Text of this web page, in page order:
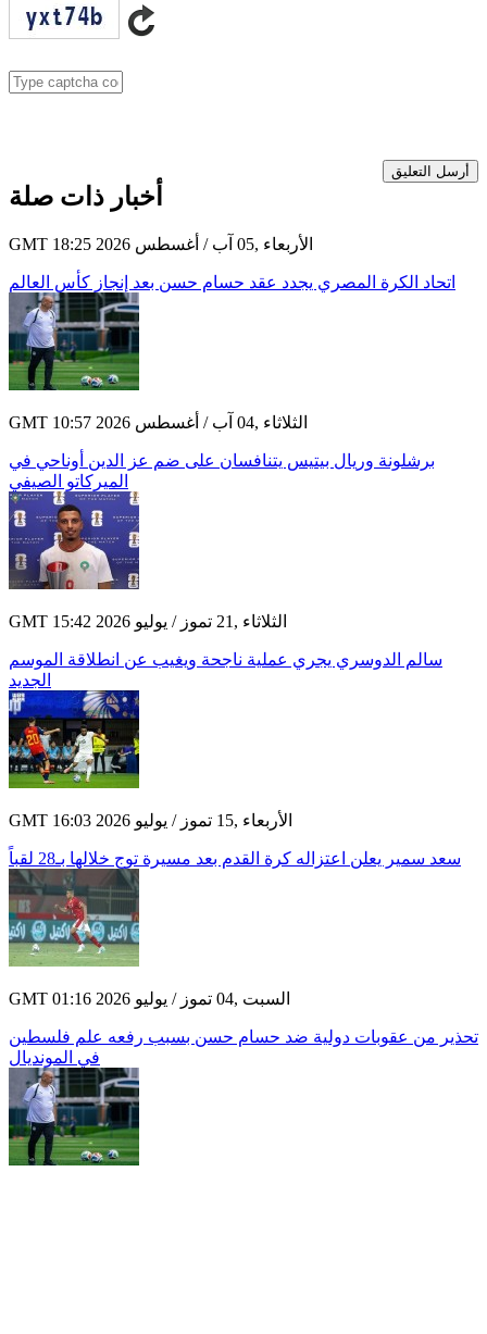
أرسل التعليق
أخبار ذات صلة
GMT 18:25 2026 الأربعاء ,05 آب / أغسطس
اتحاد الكرة المصري يجدد عقد حسام حسن بعد إنجاز كأس العالم
GMT 10:57 2026 الثلاثاء ,04 آب / أغسطس
برشلونة وريال بيتيس يتنافسان على ضم عز الدين أوناحي في
الميركاتو الصيفي
GMT 15:42 2026 الثلاثاء ,21 تموز / يوليو
سالم الدوسري يجري عملية ناجحة ويغيب عن انطلاقة الموسم
الجديد
GMT 16:03 2026 الأربعاء ,15 تموز / يوليو
سعد سمير يعلن اعتزاله كرة القدم بعد مسيرة توج خلالها بـ28 لقباً
GMT 01:16 2026 السبت ,04 تموز / يوليو
تحذير من عقوبات دولية ضد حسام حسن بسبب رفعه علم فلسطين
في المونديال